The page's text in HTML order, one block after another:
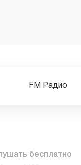
FM Радио
бесплатно